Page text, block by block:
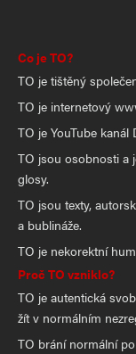
Co je TO?
TO je tištěný
TO je internetový
TO je YouTube kanál
TO jsou osobnosti a
glosy.
TO jsou texty,
a bublináže.
TO je nekorektní
Proč TO vzniklo?
TO je autentická
žít v normálním
TO brání normální